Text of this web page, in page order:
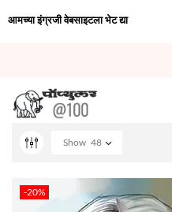
आमच्या इंग्रजी वेबसाइटला भेट द्या
Show 48
-20%